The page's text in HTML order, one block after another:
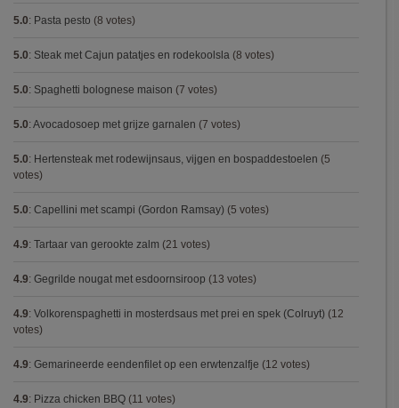
5.0: Pasta pesto (8 votes)
5.0: Steak met Cajun patatjes en rodekoolsla (8 votes)
5.0: Spaghetti bolognese maison (7 votes)
5.0: Avocadosoep met grijze garnalen (7 votes)
5.0: Hertensteak met rodewijnsaus, vijgen en bospaddestoelen (5
votes)
5.0: Capellini met scampi (Gordon Ramsay) (5 votes)
4.9: Tartaar van gerookte zalm (21 votes)
4.9: Gegrilde nougat met esdoornsiroop (13 votes)
4.9: Volkorenspaghetti in mosterdsaus met prei en spek (Colruyt) (12
votes)
4.9: Gemarineerde eendenfilet op een erwtenzalfje (12 votes)
4.9: Pizza chicken BBQ (11 votes)